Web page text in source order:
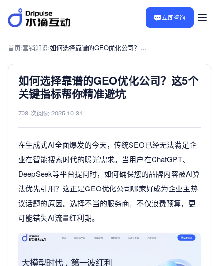
立即咨询
首页›营销知识› 如何选择靠谱的GEO优化公司？这5个关键指标帮你精准避坑
如何选择靠谱的GEO优化公司？这5个
关键指标帮你精准避坑
708 次阅读 2025-10-31
在生成式AI全面爆发的今天，传统SEO已经无法满足企
业在智能搜索时代的曝光需求。当用户在ChatGPT、
DeepSeek等平台提问时，如何确保您的品牌内容被AI算
法优先引用？这正是GEO优化公司哪家好成为企业主热
议话题的原因。选择不当的服务商，不仅浪费预算，更
可能错失AI流量红利期。